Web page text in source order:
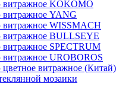
витражное KOKOMO
витражное YANG
витражное WISSMACH
витражное BULLSEYE
витражное SPECTRUM
витражное UROBOROS
цветное витражное (Китай)
мозаики